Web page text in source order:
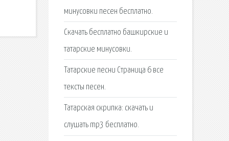
минусовки песен бесплатно.
Скачать бесплатно башкирские и
татарские минусовки.
Татарские песни Страница 6 все
тексты песен.
Татарская скрипка: скачать и
слушать mp3 бесплатно.